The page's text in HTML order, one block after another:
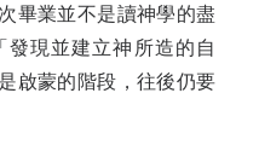
畢業並不是讀神學的盡
現並建立神所造的自
啟蒙的階段，往後仍要